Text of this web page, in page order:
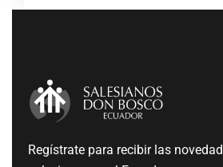
Regístrate para recibir las